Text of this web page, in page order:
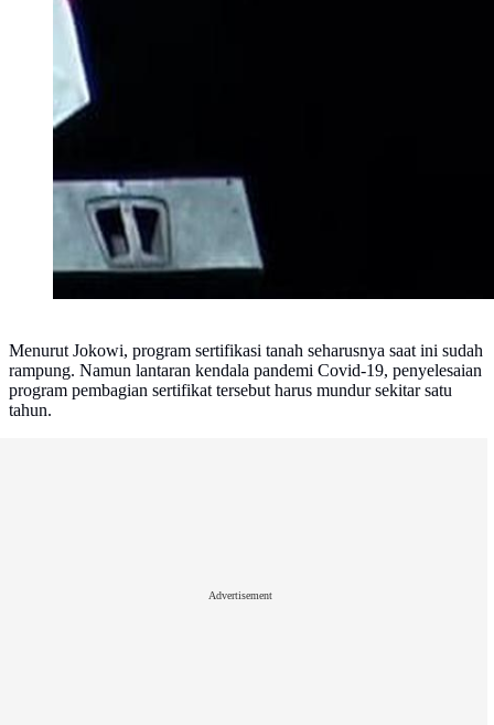
Menurut Jokowi, program sertifikasi tanah seharusnya saat ini sudah
rampung. Namun lantaran kendala pandemi Covid-19, penyelesaian
program pembagian sertifikat tersebut harus mundur sekitar satu
tahun.
Advertisement